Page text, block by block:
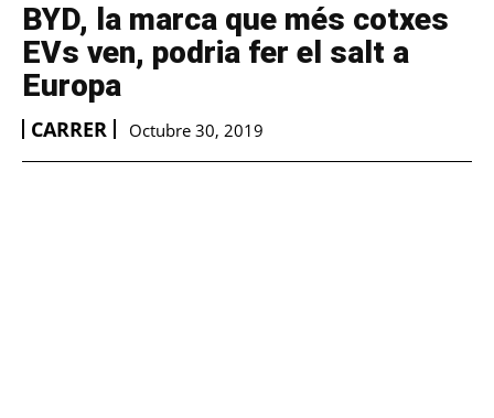
BYD, la marca que més cotxes
EVs ven, podria fer el salt a
Europa
CARRER Octubre 30, 2019